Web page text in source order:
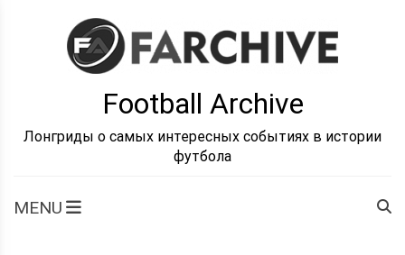
Football Archive
Лонгриды о самых интересных событиях в истории
футбола
MENU